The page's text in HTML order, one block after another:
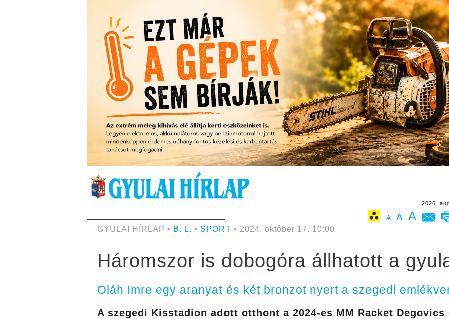
2026.
A A A
GYULAI HÍRLAP • B. L. • SPORT • 2024. október 17. 10:00
Háromszor is dobogóra állhatott a
Oláh Imre egy aranyat és két bronzot nyert a szegedi
A szegedi Kisstadion adott otthont a 2024-es MM Racket Degovics